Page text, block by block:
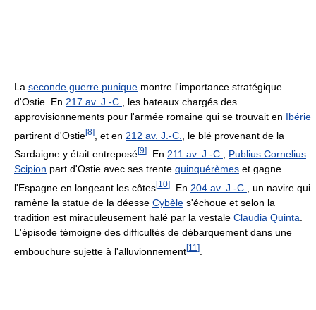
La seconde guerre punique montre l'importance stratégique
d'Ostie. En 217 av. J.-C.
, les bateaux chargés des
approvisionnements pour l'armée romaine qui se trouvait en Ibérie
partirent d'Ostie[8] , et en 212 av. J.-C.
, le blé provenant de la
Sardaigne y était entreposé[9] . En 211 av. J.-C.
Publius Cornelius
Scipion part d'Ostie avec ses trente quinquérèmes et gagne
l'Espagne en longeant les côtes[10] . En 204 av. J.-C.
, un navire qui
ramène la statue de la déesse Cybèle s'échoue et selon la
tradition est miraculeusement halé par la vestale Claudia Quinta
L'épisode témoigne des difficultés de débarquement dans une
embouchure sujette à l'alluvionnement[11 ]